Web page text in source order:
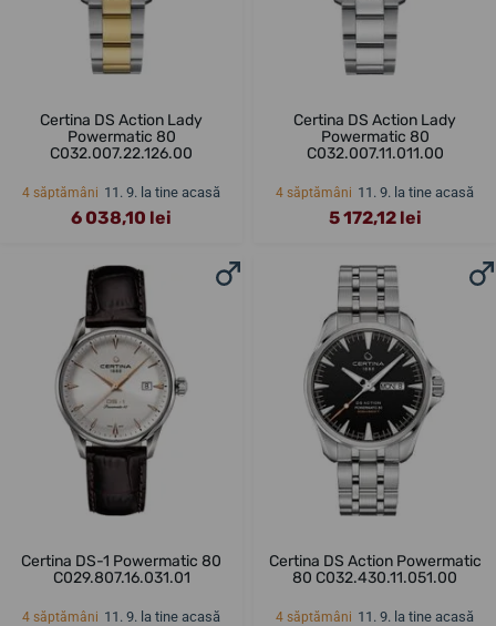
Certina DS Action Lady
Powermatic 80
C032.007.22.126.00
4 săptămâni 11. 9. la tine acasă
6 038,10 lei
Certina DS Action Lady
Powermatic 80
C032.007.11.011.00
4 săptămâni 11. 9. la tine acasă
5 172,12 lei
Certina DS-1 Powermatic 80
C029.807.16.031.01
4 săptămâni 11. 9. la tine acasă
Certina DS Action Powermatic
80 C032.430.11.051.00
4 săptămâni 11. 9. la tine acasă